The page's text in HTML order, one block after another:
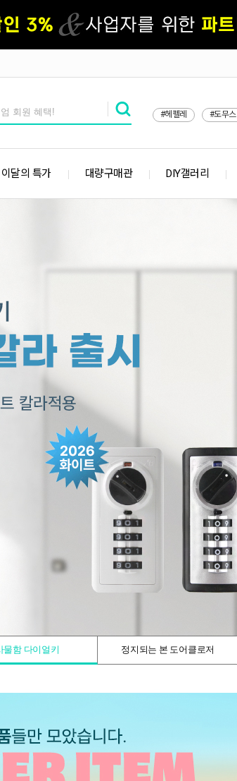
#헤펠레 #도무스
이달의 특가 대량구매관 DIY갤러리
물함 다이얼키 정지되는 본 도어클로저